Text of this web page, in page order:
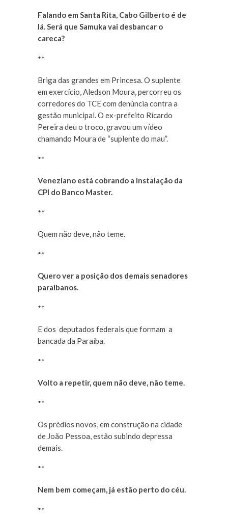
Falando em Santa Rita, Cabo Gilberto é de
lá. Será que Samuka vai desbancar o
careca?
**
Briga das grandes em Princesa. O suplente
em exercício, Aledson Moura, percorreu os
corredores do TCE com denúncia contra a
gestão municipal. O ex-prefeito Ricardo
Pereira deu o troco, gravou um vídeo
chamando Moura de “suplente do mau”.
**
Veneziano está cobrando a instalação da
CPI do Banco Master.
**
Quem não deve, não teme.
**
Quero ver a posição dos demais senadores
paraibanos.
**
E dos deputados federais que formam a
bancada da Paraíba.
**
Volto a repetir, quem não deve, não teme.
**
Os prédios novos, em construção na cidade
de João Pessoa, estão subindo depressa
demais.
**
Nem bem começam, já estão perto do céu.
**